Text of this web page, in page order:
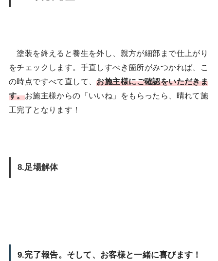
塗装を終えると養生を外し、親方が細部まで仕上がり
をチェックします。手直しすべき箇所がみつかれば、こ
の時点ですべて直して、お施主様にご確認をいただきま
す。お施主様からの「いいね」をもらったら、晴れて施
工完了となります！
8.足場解体
9.完了報告。そして、お客様と一緒に喜びます！